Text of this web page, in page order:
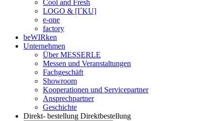
Cool and Fresh
LOGO & [I´KU]
e-one
factory
beWIRken
Unternehmen
Über MESSERLE
Messen und Veranstaltungen
Fachgeschäft
Showroom
Kooperationen und Servicepartner
Ansprechpartner
Geschichte
Direkt- bestellung Direktbestellung